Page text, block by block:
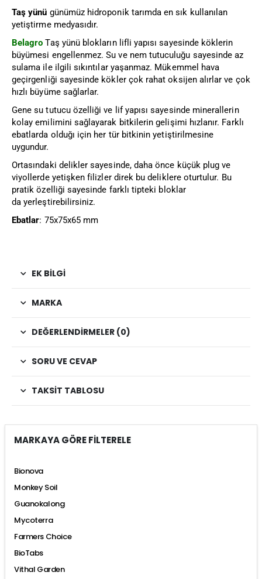
Taş yünü günümüz hidroponik tarımda en sık kullanılan
yetiştirme medyasıdır.
Belagro Taş yünü blokların lifli yapısı sayesinde köklerin
büyümesi engellenmez. Su ve nem tutuculuğu sayesinde az
sulama ile ilgili sıkıntılar yaşanmaz. Mükemmel hava
geçirgenliği sayesinde kökler çok rahat oksijen alırlar ve çok
hızlı büyüme sağlarlar.
Gene su tutucu özelliği ve lif yapısı sayesinde minerallerin
kolay emilimini sağlayarak bitkilerin gelişimi hızlanır. Farklı
ebatlarda olduğı için her tür bitkinin yetiştirilmesine
uygundur.
Ortasındaki delikler sayesinde, daha önce küçük plug ve
viyollerde yetişken filizler direk bu deliklere oturtulur. Bu
pratik özelliği sayesinde farklı tipteki bloklar
da yerleştirebilirsiniz.
Ebatlar: 75x75x65 mm
EK BILGI
MARKA
DEĞERLENDIRMELER (0)
SORU VE CEVAP
TAKSIT TABLOSU
MARKAYA GÖRE FİLTERELE
Bionova
Monkey Soil
Guanokalong
Mycoterra
Farmers Choice
BioTabs
Vithal Garden